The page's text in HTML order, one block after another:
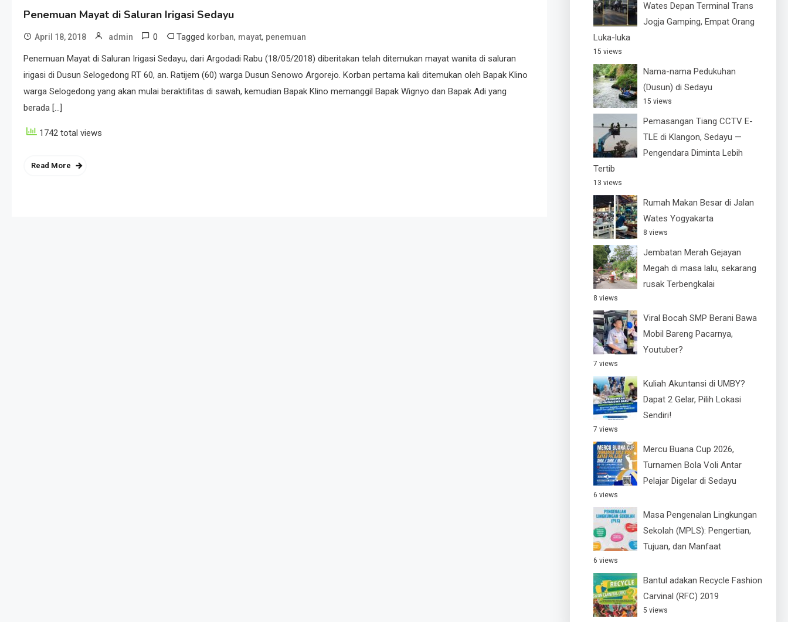
Penemuan Mayat di Saluran Irigasi Sedayu
April 18, 2018 admin 0 Tagged korban, mayat, penemuan
Penemuan Mayat di Saluran Irigasi Sedayu, dari Argodadi Rabu (18/05/2018) diberitakan telah ditemukan mayat wanita di saluran
irigasi di Dusun Selogedong RT 60, an. Ratijem (60) warga Dusun Senowo Argorejo. Korban pertama kali ditemukan oleh Bapak Klino
warga Selogedong yang akan mulai beraktifitas di sawah, kemudian Bapak Klino memanggil Bapak Wignyo dan Bapak Adi yang
berada […]
1742 total views
Read More
Wates Depan Terminal Trans
Jogja Gamping, Empat Orang
Luka-luka
15 views
Nama-nama Pedukuhan
(Dusun) di Sedayu
15 views
Pemasangan Tiang CCTV E-
TLE di Klangon, Sedayu —
Pengendara Diminta Lebih
Tertib
13 views
Rumah Makan Besar di Jalan
Wates Yogyakarta
8 views
Jembatan Merah Gejayan
Megah di masa lalu, sekarang
rusak Terbengkalai
8 views
Viral Bocah SMP Berani Bawa
Mobil Bareng Pacarnya,
Youtuber?
7 views
Kuliah Akuntansi di UMBY?
Dapat 2 Gelar, Pilih Lokasi
Sendiri!
7 views
Mercu Buana Cup 2026,
Turnamen Bola Voli Antar
Pelajar Digelar di Sedayu
6 views
Masa Pengenalan Lingkungan
Sekolah (MPLS): Pengertian,
Tujuan, dan Manfaat
6 views
Bantul adakan Recycle Fashion
Carvinal (RFC) 2019
5 views